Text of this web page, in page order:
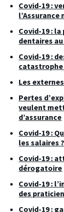
Covid-19 :
l’Assurance
Covid-19 :
dentaires
Covid-19 :
Les
Pertes
veulent
d’assurance
Covid-19 :
les salaires ?
Covid-19 :
dérogatoire
Covid-19 :
des
Covid-19 :